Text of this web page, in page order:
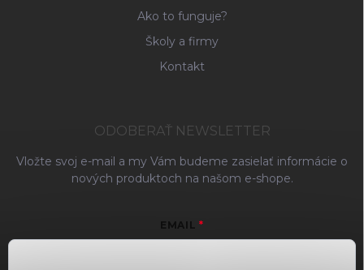
Ako to funguje?
Školy a firmy
Kontakt
ODOBERAŤ NEWSLETTER
Vložte svoj e-mail a my Vám budeme zasielať informácie o
nových produktoch na našom e-shope.
EMAIL